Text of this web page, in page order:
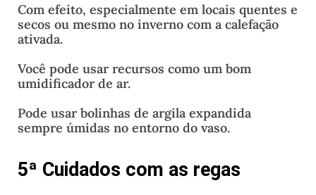
Com efeito, especialmente em locais quentes e
secos ou mesmo no inverno com a calefação
ativada.
Você pode usar recursos como um bom
umidificador de ar.
Pode usar bolinhas de argila expandida
sempre úmidas no entorno do vaso.
5ª Cuidados com as regas